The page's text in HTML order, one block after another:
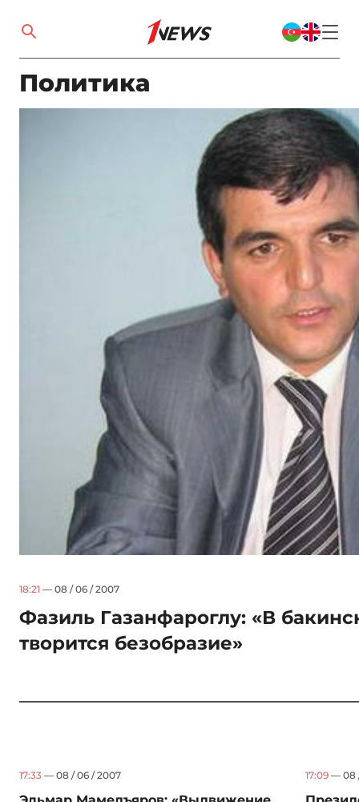
Политика
18:21 — 08 / 06 / 2007
Фазиль Газанфароглу: «В
творится безобразие»
17:33 — 08 / 06 / 2007 17:09 — 08